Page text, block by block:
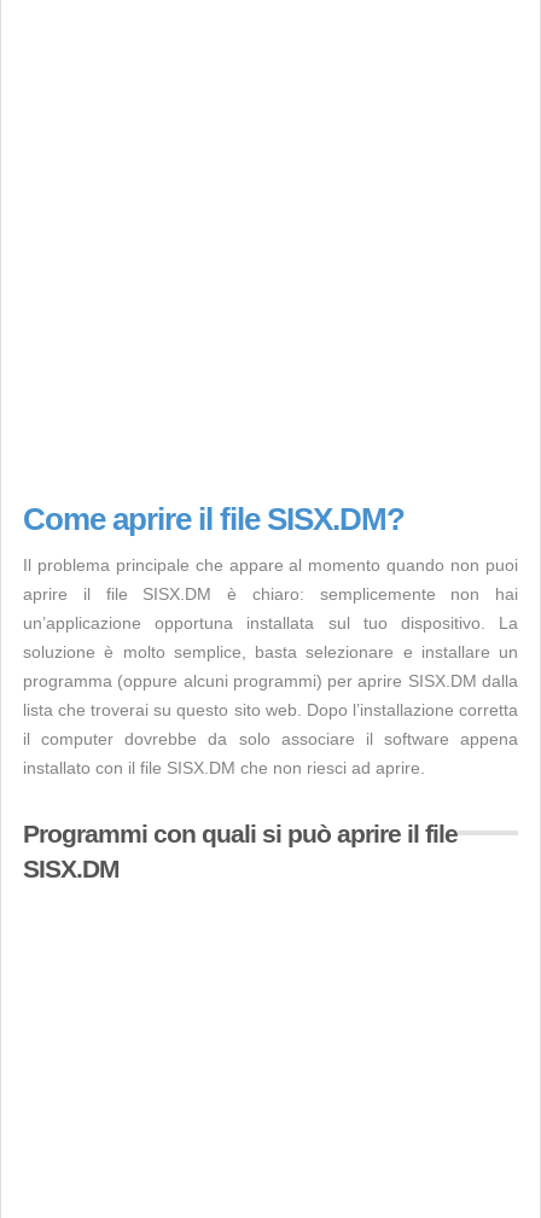
Come aprire il file SISX.DM?
Il problema principale che appare al momento quando non puoi
aprire il file SISX.DM è chiaro: semplicemente non hai
un’applicazione opportuna installata sul tuo dispositivo. La
soluzione è molto semplice, basta selezionare e installare un
programma (oppure alcuni programmi) per aprire SISX.DM dalla
lista che troverai su questo sito web. Dopo l’installazione corretta
il computer dovrebbe da solo associare il software appena
installato con il file SISX.DM che non riesci ad aprire.
Programmi con quali si può aprire il file
SISX.DM